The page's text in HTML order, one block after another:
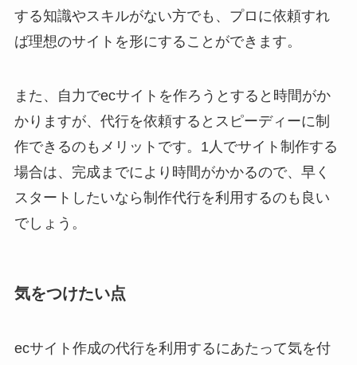
する知識やスキルがない方でも、プロに依頼すれ
ば理想のサイトを形にすることができます。
また、自力でecサイトを作ろうとすると時間がか
かりますが、代行を依頼するとスピーディーに制
作できるのもメリットです。1人でサイト制作する
場合は、完成までにより時間がかかるので、早く
スタートしたいなら制作代行を利用するのも良い
でしょう。
気をつけたい点
ecサイト作成の代行を利用するにあたって気を付